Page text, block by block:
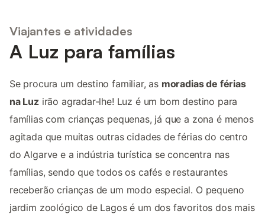
Viajantes e atividades
A Luz para famílias
Se procura um destino familiar, as moradias de férias
na Luzirão agradar-lhe! Luz é um bom destino para
famílias com crianças pequenas, já que a zona é menos
agitada que muitas outras cidades de férias do centro
do Algarve e a indústria turística se concentra nas
famílias, sendo que todos os cafés e restaurantes
receberão crianças de um modo especial. O pequeno
jardim zoológico de Lagos é um dos favoritos dos mais